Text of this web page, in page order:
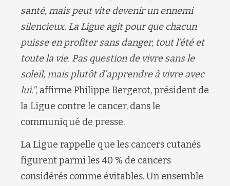
santé, mais peut vite devenir un ennemi
silencieux. La Ligue agit pour que chacun
puisse en profiter sans danger, tout l’été et
toute la vie. Pas question de vivre sans le
soleil, mais plutôt d’apprendre à vivre avec
lui.", affirme Philippe Bergerot, président de
la Ligue contre le cancer, dans le
communiqué de presse.
La Ligue rappelle que les cancers cutanés
figurent parmi les 40 % de cancers
considérés comme évitables. Un ensemble